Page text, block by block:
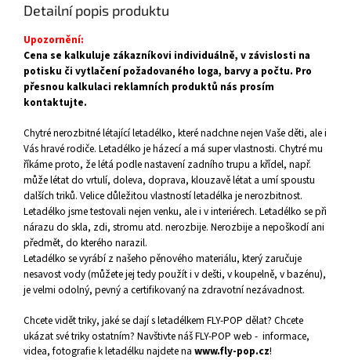
Detailní popis produktu
Upozornění:
Cena se kalkuluje zákazníkovi individuálně, v závislosti na
potisku či vytlačení požadovaného loga, barvy a počtu. Pro
přesnou kalkulaci reklamních produktů nás prosím
kontaktujte.
Chytré nerozbitné létající letadélko, které nadchne nejen Vaše děti, ale i
Vás hravé rodiče. Letadélko je házecí a má super vlastnosti. Chytré mu
říkáme proto, že létá podle nastavení zadního trupu a křídel, např.
může létat do vrtulí, doleva, doprava, klouzavě létat a umí spoustu
dalších triků. Velice důležitou vlastností letadélka je nerozbitnost.
Letadélko jsme testovali nejen venku, ale i v interiérech. Letadélko se při
nárazu do skla, zdi, stromu atd. nerozbije. Nerozbije a nepoškodí ani
předmět, do kterého narazil.
Letadélko se vyrábí z našeho pěnového materiálu, který zaručuje
nesavost vody (můžete jej tedy použít i v dešti, v koupelně, v bazénu),
je velmi odolný, pevný a certifikovaný na zdravotní nezávadnost.
Chcete vidět triky, jaké se dají s letadélkem FLY-POP dělat? Chcete
ukázatsvé trikyostatním? Navštivte náš FLY-POP web - informace,
videa, fotografie k letadélku najdete na www.fly-pop.cz!